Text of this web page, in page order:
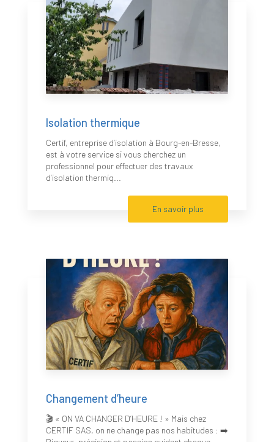
Isolation thermique
Certif, entreprise d’isolation à Bourg-en-Bresse,
est à votre service si vous cherchez un
professionnel pour effectuer des travaux
d’isolation thermiq...
En savoir plus
Changement d’heure
🎬 « ON VA CHANGER D’HEURE ! » Mais chez
CERTIF SAS, on ne change pas nos habitudes : ➡️